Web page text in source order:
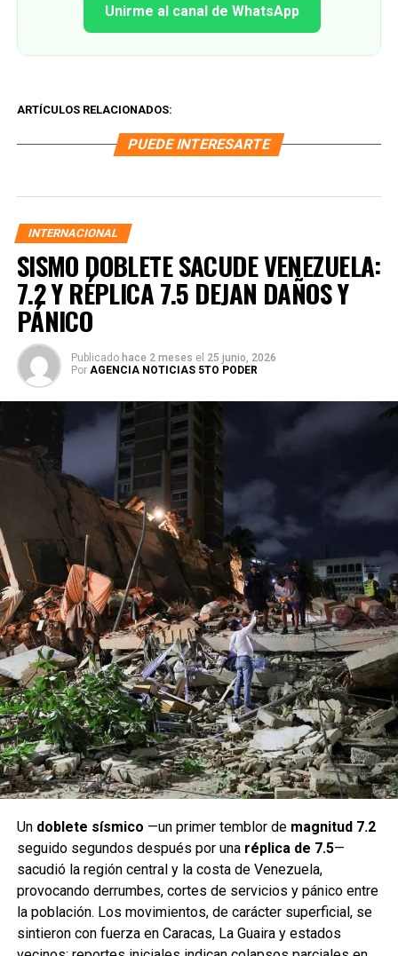
Unirme al canal de WhatsApp
ARTÍCULOS RELACIONADOS:
PUEDE INTERESARTE
INTERNACIONAL
SISMO DOBLETE SACUDE VENEZUELA:
7.2 Y RÉPLICA 7.5 DEJAN DAÑOS Y
PÁNICO
Publicado hace 2 meses el 25 junio, 2026
Por AGENCIA NOTICIAS 5TO PODER
Un doblete sísmico —un primer temblor de magnitud 7.2
seguido segundos después por una réplica de 7.5—
sacudió la región central y la costa de Venezuela,
provocando derrumbes, cortes de servicios y pánico entre
la población. Los movimientos, de carácter superficial, se
sintieron con fuerza en Caracas, La Guaira y estados